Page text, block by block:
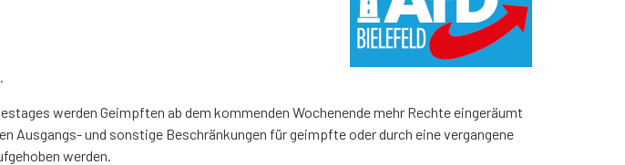
werden Geimpften ab dem kommenden Wochenende mehr Rechte eingeräumt
Ausgangs- und sonstige Beschränkungen für geimpfte oder durch eine vergangene
werden.